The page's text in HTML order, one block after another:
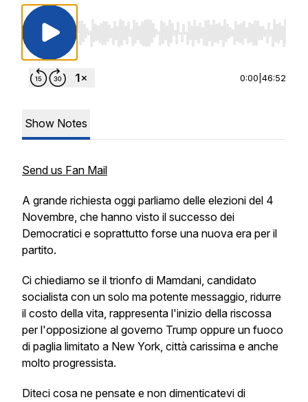
Use Left/Right to seek, Home/End to jump
0:00 46:52
Show Notes
Send us Fan Mail
A grande richiesta oggi parliamo delle elezioni del 4
Novembre, che hanno visto il successo dei
Democratici e soprattutto forse una nuova era per il
partito.
Ci chiediamo se il trionfo di Mamdani, candidato
socialista con un solo ma potente messaggio, ridurre
il costo della vita, rappresenta l'inizio della riscossa
per l'opposizione al governo Trump oppure un fuoco
di paglia limitato a New York, città carissima e anche
molto progressista.
Diteci cosa ne pensate e non dimenticatevi di